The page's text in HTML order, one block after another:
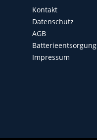
Kontakt
Datenschutz
AGB
Batterieentsorgung
Impressum